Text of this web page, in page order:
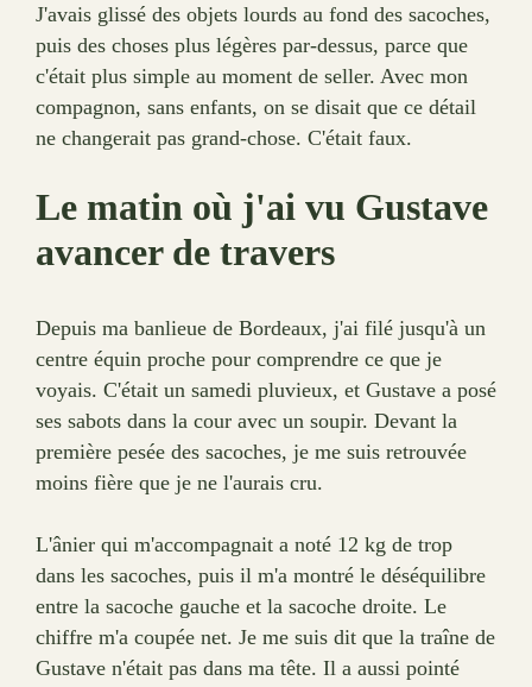
J'avais glissé des objets lourds au fond des sacoches,
puis des choses plus légères par-dessus, parce que
c'était plus simple au moment de seller. Avec mon
compagnon, sans enfants, on se disait que ce détail
ne changerait pas grand-chose. C'était faux.
Le matin où j'ai vu Gustave
avancer de travers
Depuis ma banlieue de Bordeaux, j'ai filé jusqu'à un
centre équin proche pour comprendre ce que je
voyais. C'était un samedi pluvieux, et Gustave a posé
ses sabots dans la cour avec un soupir. Devant la
première pesée des sacoches, je me suis retrouvée
moins fière que je ne l'aurais cru.
L'ânier qui m'accompagnait a noté 12 kg de trop
dans les sacoches, puis il m'a montré le déséquilibre
entre la sacoche gauche et la sacoche droite. Le
chiffre m'a coupée net. Je me suis dit que la traîne de
Gustave n'était pas dans ma tête. Il a aussi pointé